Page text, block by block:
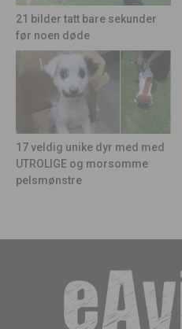
21 bilder tatt bare sekunder
før noen døde
17 veldig unike dyr med med
UTROLIGE og morsomme
pelsmønstre